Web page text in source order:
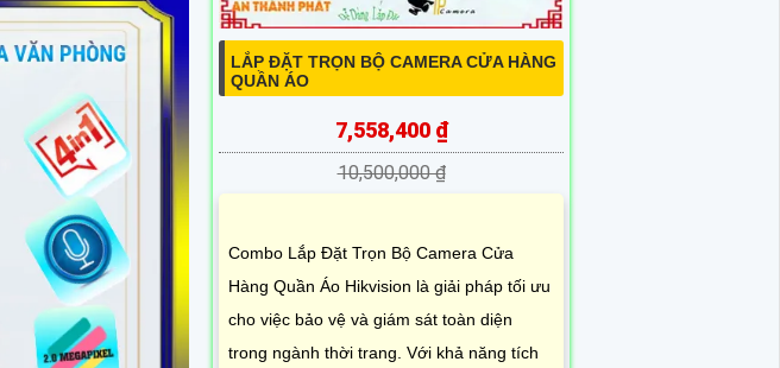
LẮP ĐẶT TRỌN BỘ CAMERA CỬA HÀNG
QUẦN ÁO
7,558,400 ₫
10,500,000 ₫
Combo Lắp Đặt Trọn Bộ Camera Cửa
Hàng Quần Áo Hikvision là giải pháp tối ưu
cho việc bảo vệ và giám sát toàn diện
trong ngành thời trang. Với khả năng tích